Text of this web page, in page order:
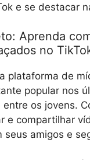
e se destacar
Aprenda
no
plataforma de
popular nos
os jovens.
e compartilhar
seus amigos e